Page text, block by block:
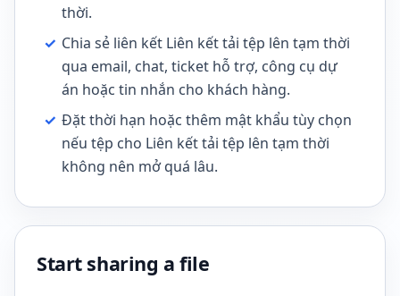
thời.
✓ Chia sẻ liên kết Liên kết tải tệp lên tạm thời
qua email, chat, ticket hỗ trợ, công cụ dự
án hoặc tin nhắn cho khách hàng.
✓ Đặt thời hạn hoặc thêm mật khẩu tùy chọn
nếu tệp cho Liên kết tải tệp lên tạm thời
không nên mở quá lâu.
Start sharing a file